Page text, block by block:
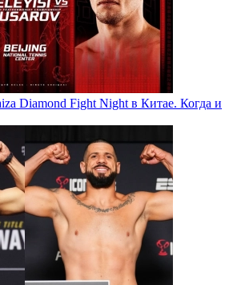
Diamond Fight Night в Китае. Когда и